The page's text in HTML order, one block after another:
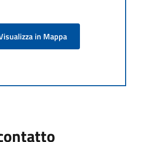
in Mappa